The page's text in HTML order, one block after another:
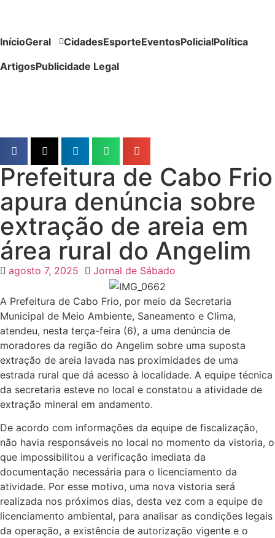
InícioGeral CidadesEsporteEventosPolicialPolítica
ArtigosPublicidade Legal
Prefeitura de Cabo Frio
apura denúncia sobre
extração de areia em
área rural do Angelim
agosto 7, 2025 Jornal de Sábado
A Prefeitura de Cabo Frio, por meio da Secretaria
Municipal de Meio Ambiente, Saneamento e Clima,
atendeu, nesta terça-feira (6), a uma denúncia de
moradores da região do Angelim sobre uma suposta
extração de areia lavada nas proximidades de uma
estrada rural que dá acesso à localidade. A equipe técnica
da secretaria esteve no local e constatou a atividade de
extração mineral em andamento.
De acordo com informações da equipe de fiscalização,
não havia responsáveis no local no momento da vistoria, o
que impossibilitou a verificação imediata da
documentação necessária para o licenciamento da
atividade. Por esse motivo, uma nova vistoria será
realizada nos próximos dias, desta vez com a equipe de
licenciamento ambiental, para analisar as condições legais
da operação, a existência de autorização vigente e o